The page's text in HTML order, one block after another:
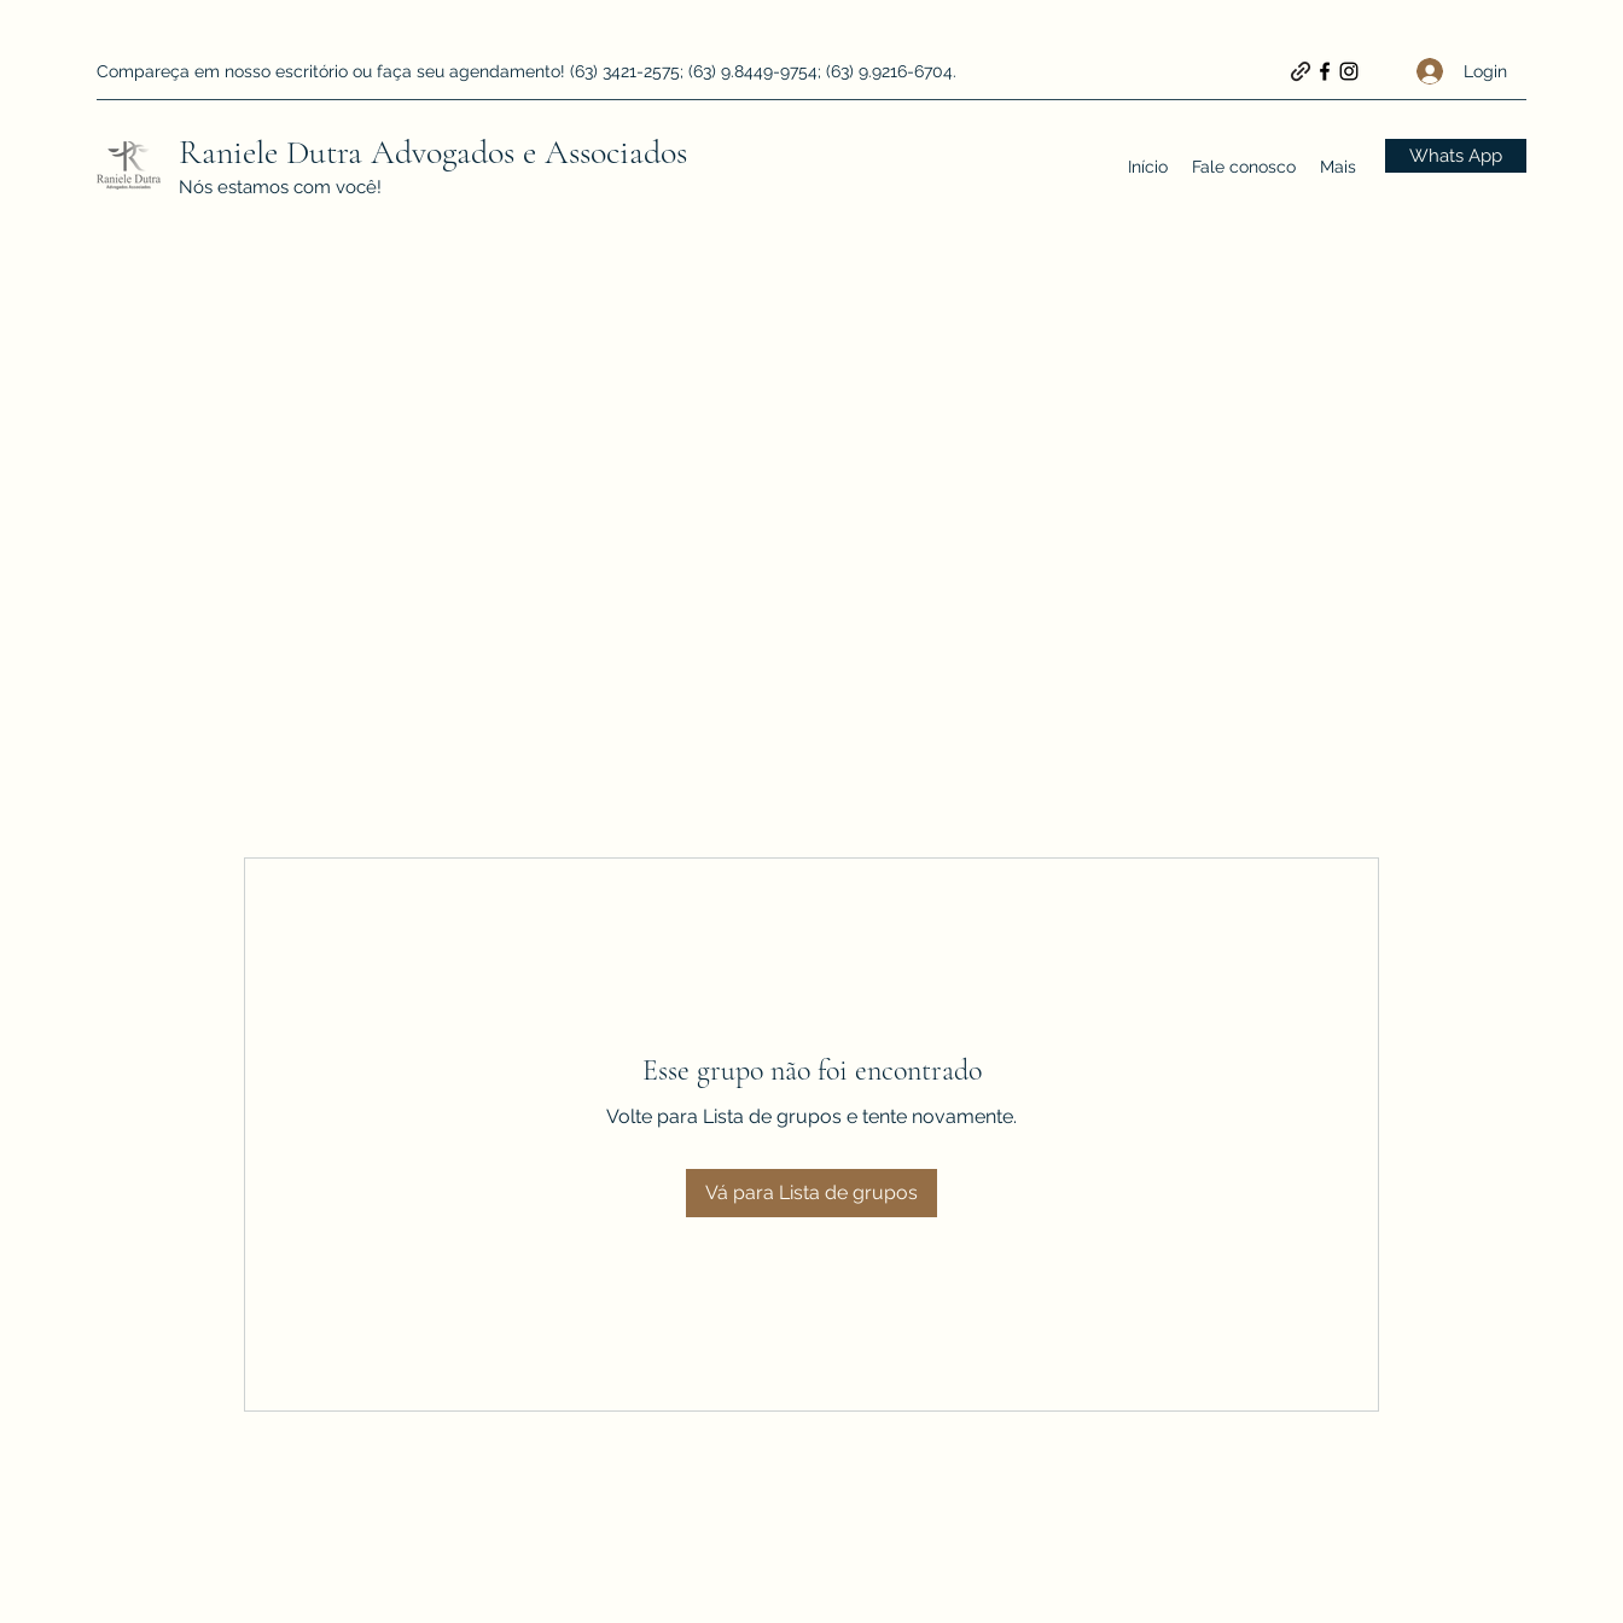
Compareça em nosso escritório ou faça seu agendamento! (63) 3421-2575; (63) 9.8449-9754; (63) 9.9216-6704. Login
Raniele Dutra Advogados e Associados
Nós estamos com você!
Início Fale conosco Mais Whats App
Esse grupo não foi encontrado
Volte para Lista de grupos e tente novamente.
Vá para Lista de grupos